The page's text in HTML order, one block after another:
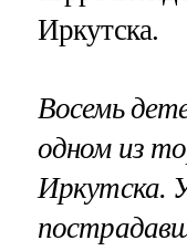
Иркутска.
Восемь
одном из
Иркутска.